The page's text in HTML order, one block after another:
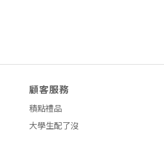
顧客服務
積點禮品
大學生配了沒